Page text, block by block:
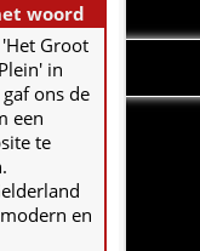
woord
Groot
in
ons de
een
te
en